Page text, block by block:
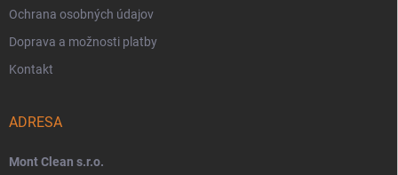
Ochrana osobných údajov
Doprava a možnosti platby
Kontakt
ADRESA
Mont Clean s.r.o.